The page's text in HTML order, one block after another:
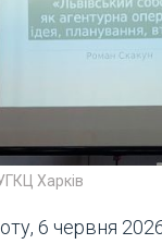
Харків
6 червня